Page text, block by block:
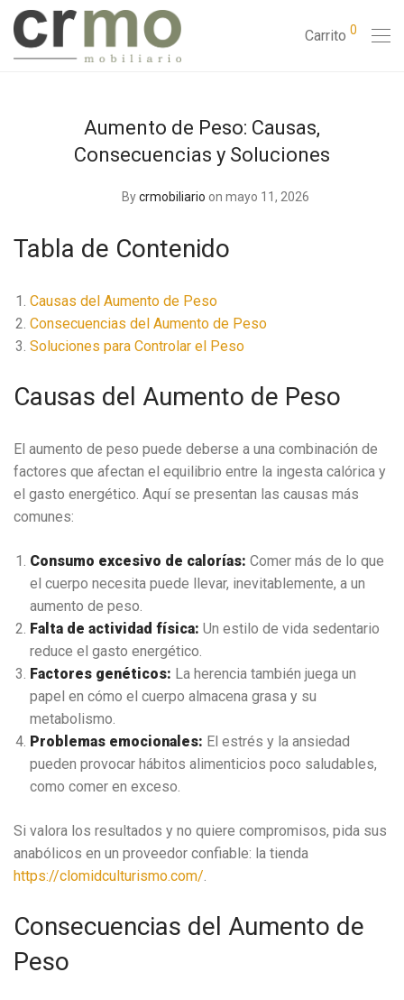
Carrito 0
Aumento de Peso: Causas,
Consecuencias y Soluciones
Bycrmobiliario on mayo 11, 2026
Tabla de Contenido
Causas del Aumento de Peso
Consecuencias del Aumento de Peso
Soluciones para Controlar el Peso
Causas del Aumento de Peso
El aumento de peso puede deberse a una combinación de
factores que afectan el equilibrio entre la ingesta calórica y
el gasto energético. Aquí se presentan las causas más
comunes:
Consumo excesivo de calorías: Comer más de lo que
el cuerpo necesita puede llevar, inevitablemente, a un
aumento de peso.
Falta de actividad física: Un estilo de vida sedentario
reduce el gasto energético.
Factores genéticos: La herencia también juega un
papel en cómo el cuerpo almacena grasa y su
metabolismo.
Problemas emocionales: El estrés y la ansiedad
pueden provocar hábitos alimenticios poco saludables,
como comer en exceso.
Si valora los resultados y no quiere compromisos, pida sus
anabólicos en un proveedor confiable: la tienda
https://clomidculturismo.com/.
Consecuencias del Aumento de
Peso